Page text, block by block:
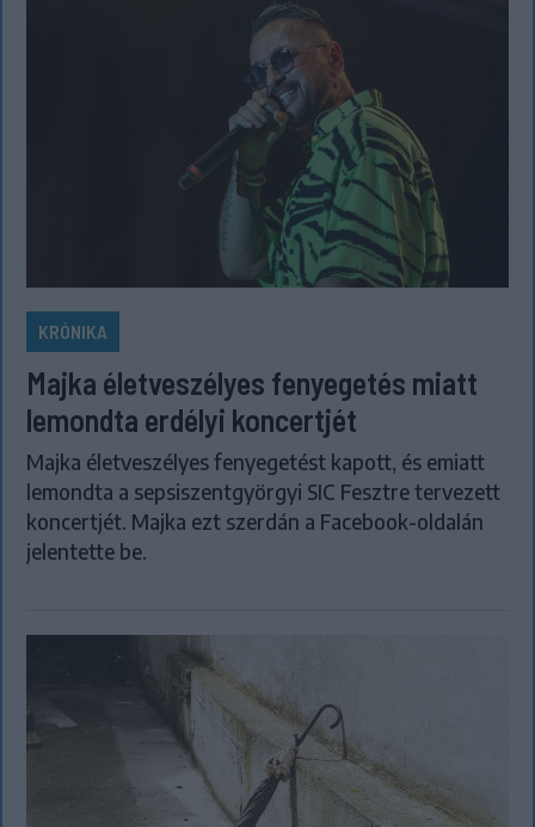
KRÓNIKA
Majka életveszélyes fenyegetés miatt
lemondta erdélyi koncertjét
Majka életveszélyes fenyegetést kapott, és emiatt
lemondta a sepsiszentgyörgyi SIC Fesztre tervezett
koncertjét. Majka ezt szerdán a Facebook-oldalán
jelentette be.